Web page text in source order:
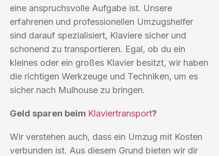
eine anspruchsvolle Aufgabe ist. Unsere
erfahrenen und professionellen Umzugshelfer
sind darauf spezialisiert, Klaviere sicher und
schonend zu transportieren. Egal, ob du ein
kleines oder ein großes Klavier besitzt, wir haben
die richtigen Werkzeuge und Techniken, um es
sicher nach Mulhouse zu bringen.
Geld sparen beim Klaviertransport?
Wir verstehen auch, dass ein Umzug mit Kosten
verbunden ist. Aus diesem Grund bieten wir dir